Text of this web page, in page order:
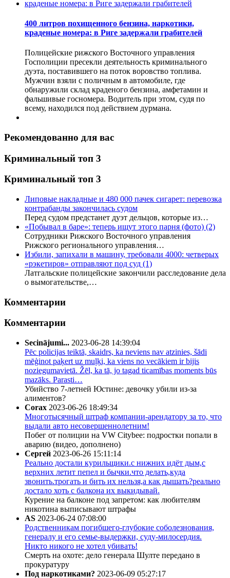
400 литров похищенного бензина, наркотики,
краденые номера: в Риге задержали грабителей
Полицейские рижского Восточного управления
Госполиции пресекли деятельность криминального
дуэта, поставившего на поток воровство топлива.
Мужчин взяли с поличным в автомобиле, где
обнаружили склад краденого бензина, амфетамин и
фальшивые госномера. Водитель при этом, судя по
всему, находился под действием дурмана.
Рекомендованно для вас
Криминальный топ 3
Криминальный топ 3
Липовые накладные и 480 000 пачек сигарет: перевозка
контрабанды закончилась судом
Перед судом предстанет дуэт дельцов, которые из…
«Побывал в баре»: теперь ищут этого парня (фото) (2)
Сотрудники Рижского Восточного управления
Рижского регионального управления…
Избили, запихали в машину, требовали 4000: четверых
«рэкетиров» отправляют под суд (1)
Латгальские полицейские закончили расследование дела
о вымогательстве,…
Комментарии
Комментарии
Secinājumi... 2023-06-28 14:39:04
Pēc policijas teiktā, skaidrs, ka neviens nav atzinies, šādi
mēģinot paķert uz muļķi, ka viens no vecākiem ir bijis
noziegumavietā. Žēl, ka tā, jo tagad ticamības moments būs
mazāks. Parasti…
Убийство 7-летней Юстине: девочку убили из-за
алиментов?
Corax 2023-06-26 18:49:34
Многотысячный штраф компании-арендатору за то, что
выдали авто несовершеннолетним!
Побег от полиции на VW Citybee: подростки попали в
аварию (видео, дополнено)
Сергей 2023-06-26 15:11:14
Реально достали курильщики.с нижних идёт дым,с
верхних летит пепел и бычки.что делать,куда
звонить.трогать и бить их нельзя,а как дышать?реально
достало хоть с балкона их выкидывай.
Курение на балконе под запретом: как любителям
никотина выписывают штрафы
AS 2023-06-24 07:08:00
Родственникам погибшего-глубокие соболезнования,
генералу и его семье-выдержки, суду-милосердия.
Никто никого не хотел убивать!
Смерть на охоте: дело генерала Шулте передано в
прокуратуру
Под наркотиками? 2023-06-09 05:27:17